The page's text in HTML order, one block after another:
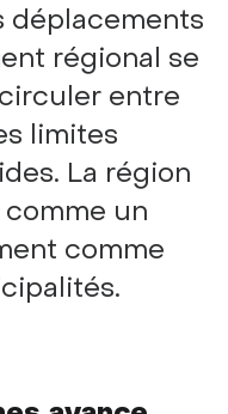
déplacements
régional se
entre
limites
La région
un
comme